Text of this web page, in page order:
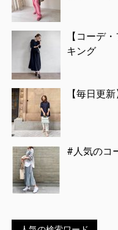
【コーデ
キング
【毎日更
#人気のコ